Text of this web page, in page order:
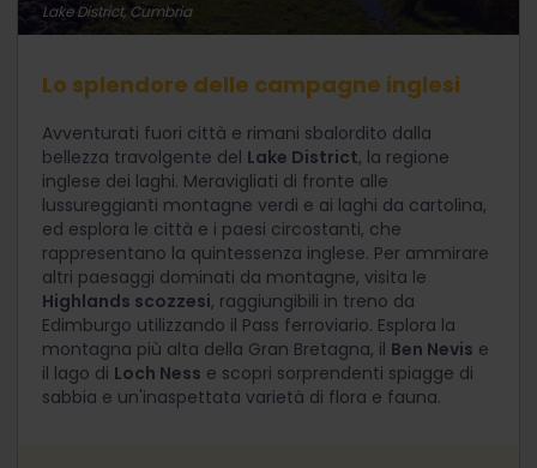
Lake District, Cumbria
Lo splendore delle campagne inglesi
Avventurati fuori città e rimani sbalordito dalla
bellezza travolgente del Lake District, la regione
inglese dei laghi. Meravigliati di fronte alle
lussureggianti montagne verdi e ai laghi da cartolina,
ed esplora le città e i paesi circostanti, che
rappresentano la quintessenza inglese. Per ammirare
altri paesaggi dominati da montagne, visita le
Highlands scozzesi, raggiungibili in treno da
Edimburgo utilizzando il Pass ferroviario. Esplora la
montagna più alta della Gran Bretagna, il Ben Nevis e
il lago di Loch Ness e scopri sorprendenti spiagge di
sabbia e un'inaspettata varietà di flora e fauna.